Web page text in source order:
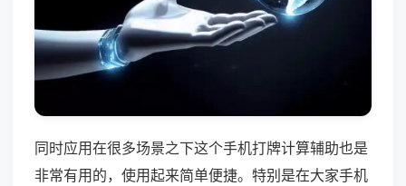
同时应用在很多场景之下这个手机打牌计算辅助也是
非常有用的，使用起来简单便捷。特别是在大家手机